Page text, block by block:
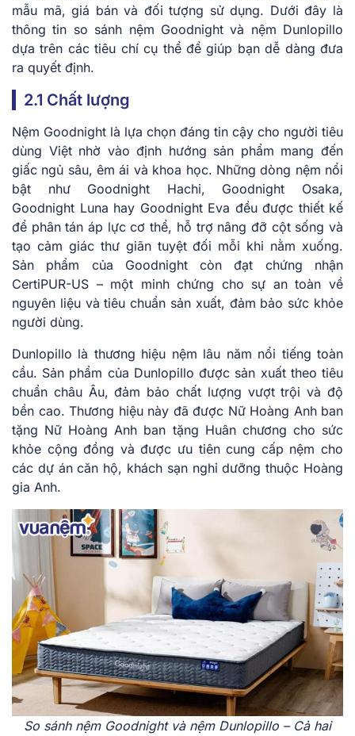
mẫu mã, giá bán và đối tượng sử dụng. Dưới đây là
thông tin so sánh nệm Goodnight và nệm Dunlopillo
dựa trên các tiêu chí cụ thể để giúp bạn dễ dàng đưa
ra quyết định.
2.1 Chất lượng
Nệm Goodnight là lựa chọn đáng tin cậy cho người tiêu
dùng Việt nhờ vào định hướng sản phẩm mang đến
giấc ngủ sâu, êm ái và khoa học. Những dòng nệm nổi
bật như Goodnight Hachi, Goodnight Osaka,
Goodnight Luna hay Goodnight Eva đều được thiết kế
để phân tán áp lực cơ thể, hỗ trợ nâng đỡ cột sống và
tạo cảm giác thư giãn tuyệt đối mỗi khi nằm xuống.
Sản phẩm của Goodnight còn đạt chứng nhận
CertiPUR-US – một minh chứng cho sự an toàn về
nguyên liệu và tiêu chuẩn sản xuất, đảm bảo sức khỏe
người dùng.
Dunlopillo là thương hiệu nệm lâu năm nổi tiếng toàn
cầu. Sản phẩm của Dunlopillo được sản xuất theo tiêu
chuẩn châu Âu, đảm bảo chất lượng vượt trội và độ
bền cao. Thương hiệu này đã được Nữ Hoàng Anh ban
tặng Nữ Hoàng Anh ban tặng Huân chương cho sức
khỏe cộng đồng và được ưu tiên cung cấp nệm cho
các dự án căn hộ, khách sạn nghỉ dưỡng thuộc Hoàng
gia Anh.
So sánh nệm Goodnight và nệm Dunlopillo – Cả hai